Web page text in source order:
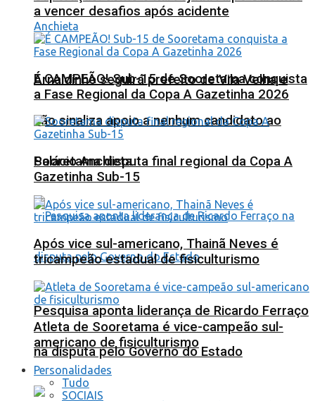
Arnaldinho seguirá prefeito de Vila Velha e
não sinaliza apoio a nenhum candidato ao
Palácio Anchieta
Pesquisa aponta liderança de Ricardo Ferraço
na disputa pelo Governo do Estado
a vencer desafios após acidente
É CAMPEÃO! Sub-15 de Sooretama conquista
a Fase Regional da Copa A Gazetinha 2026
Sooretama disputa final regional da Copa A
Gazetinha Sub-15
Após vice sul-americano, Thainã Neves é
tricampeão estadual de fisiculturismo
Atleta de Sooretama é vice-campeão sul-
americano de fisiculturismo
Personalidades
Tudo
SOCIAIS